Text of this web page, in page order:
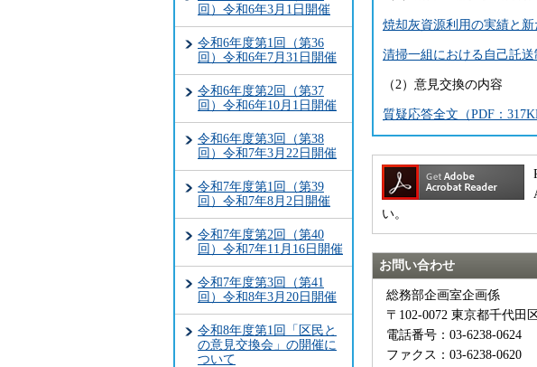
回）令和6年3月1日開催
令和6年度第1回（第36
回）令和6年7月31日開催
令和6年度第2回（第37
回）令和6年10月1日開催
令和6年度第3回（第38
回）令和7年3月22日開催
令和7年度第1回（第39
回）令和7年8月2日開催
令和7年度第2回（第40
回）令和7年11月16日開催
令和7年度第3回（第41
回）令和8年3月20日開催
令和8年度第1回「区民と
の意見交換会」の開催に
ついて
焼却灰資源利用の実績と新
清掃一組における自己託送
（2）意見交換の内容
質疑応答全文（PDF：
い。
お問い合わせ
総務部企画室企画係
〒102-0072 東京都千代田
電話番号：03-6238-0624
ファクス：03-6238-0620